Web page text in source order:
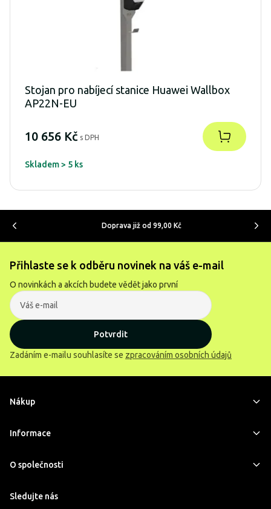
Stojan pro nabíjecí stanice Huawei Wallbox
AP22N-EU
10 656 Kč s DPH
Skladem > 5 ks
Doprava již od 99,00 Kč
Přihlaste se k odběru novinek na váš e-mail
O novinkách a akcích budete vědět jako první
Potvrdit
Zadáním e-mailu souhlasíte se zpracováním osobních údajů
Nákup
Informace
O společnosti
Sledujte nás